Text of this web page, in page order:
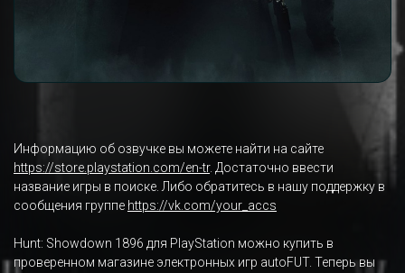
Информацию об озвучке вы можете найти на сайте
https://store.playstation.com/en-tr. Достаточно ввести
название игры в поиске. Либо обратитесь в нашу поддержку в
сообщения группе https://vk.com/your_accs
Hunt: Showdown 1896 для PlayStation можно купить в
проверенном магазине электронных игр autoFUT. Теперь вы